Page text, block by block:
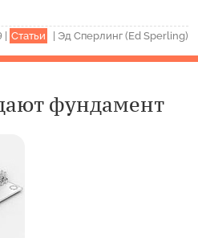
Статьи Эд Сперлинг (Ed Sperling)
фундамент